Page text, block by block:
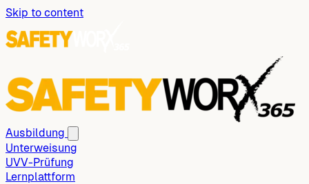
Skip to content
Ausbildung
Unterweisung
UVV-Prüfung
Lernplattform